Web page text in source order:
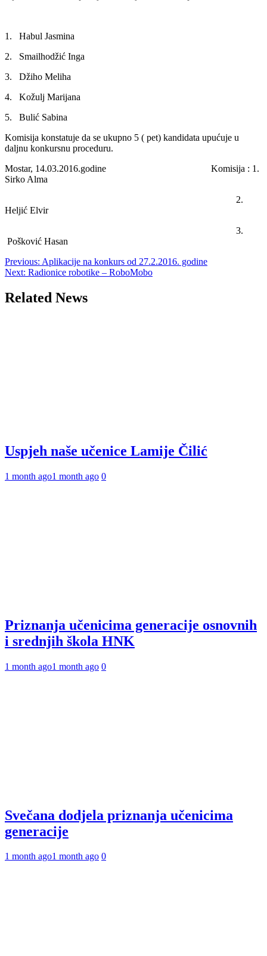
1.
Habul Jasmina
2.
Smailhodžić Inga
3.
Džiho Meliha
4.
Kožulj Marijana
5.
Bulić Sabina
Komisija konstatuje da se ukupno 5 ( pet) kandidata upućuje u
daljnu konkursnu proceduru.
Mostar, 14.03.2016.godine
Komisija : 1.
Sirko Alma
2.
Heljić Elvir
3.
Pošković Hasan
Post
navigation
Previous: Aplikacije na konkurs od 27.2.2016. godine
Next: Radionice robotike – RoboMobo
Related News
Uspjeh naše učenice Lamije Čilić
1 month ago1 month ago 0
Priznanja učenicima generacije osnovnih
i srednjih škola HNK
1 month ago1 month ago 0
Svečana dodjela priznanja učenicima
generacije
1 month ago1 month ago 0